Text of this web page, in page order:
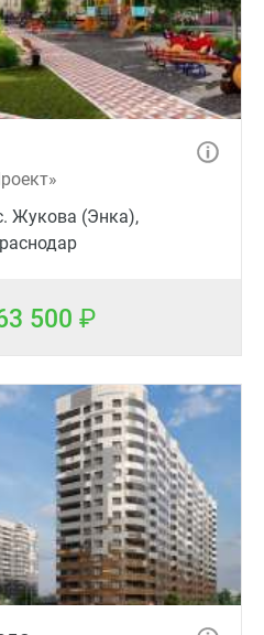
Жукова (Энка),
500